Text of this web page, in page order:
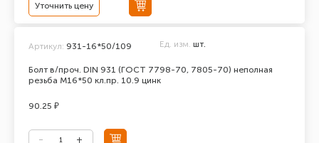
Уточнить цену
Болт в/проч. DIN 931 (ГОСТ 7798-70, 7805-70) неполная
резьба М16*50 кл.пр. 10.9 цинк
Артикул: 931-16*50/109 Ед. изм. шт.
90.25 ₽